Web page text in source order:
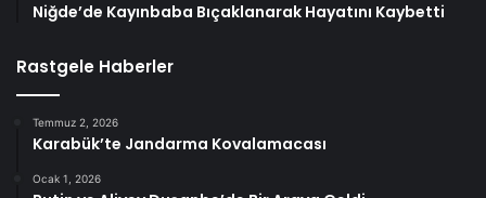
Niğde’de Kayınbaba Bıçaklanarak Hayatını Kaybetti
Rastgele Haberler
Temmuz 2, 2026
Karabük’te Jandarma Kovalamacası
Ocak 1, 2026